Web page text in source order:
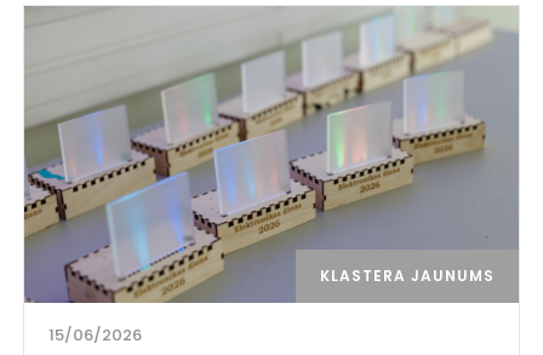
KLASTERA JAUNUMS
15/06/2026